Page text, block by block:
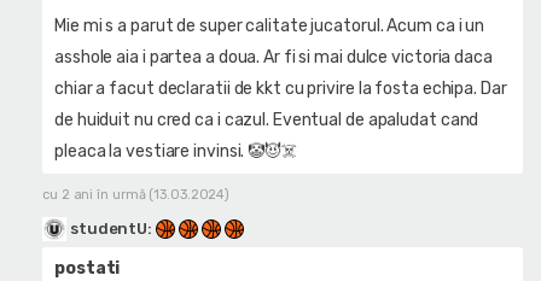
Mie mi s a parut de super calitate jucatorul. Acum ca i un
asshole aia i partea a doua. Ar fi si mai dulce victoria daca
chiar a facut declaratii de kkt cu privire la fosta echipa. Dar
de huiduit nu cred ca i cazul. Eventual de apaludat cand
pleaca la vestiare invinsi. 🤡😈☠️
cu 2 ani în urmă (13.03.2024)
studentU:
postati